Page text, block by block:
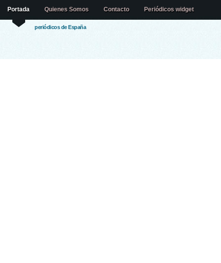
periódicos de España
Portada Quienes Somos Contacto Periódicos widget